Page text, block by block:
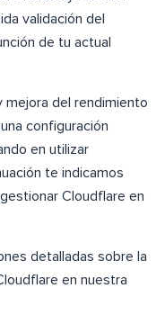
validación del
de tu actual
mejora del rendimiento
configuración
en utilizar
te indicamos
Cloudflare en
detalladas sobre la
en nuestra